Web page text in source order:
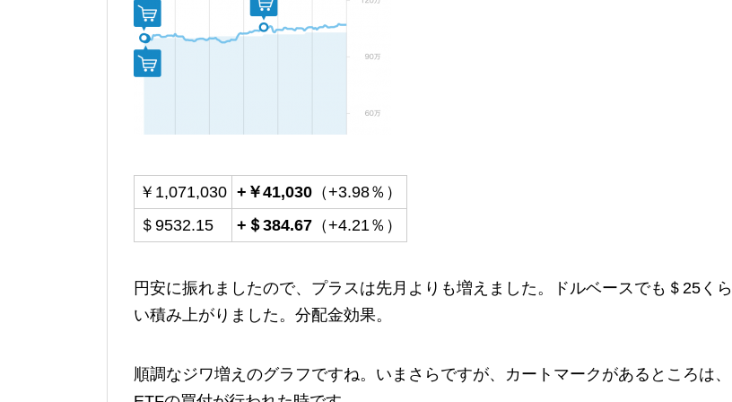
￥1,071,030 +￥41,030 （+3.98％）
＄9532.15
+＄384.67 （+4.21％）
円安に振れましたので、プラスは先月よりも増えました。ドルベースでも＄25くら
い積み上がりました。分配金効果。
順調なジワ増えのグラフですね。いまさらですが、カートマークがあるところは、